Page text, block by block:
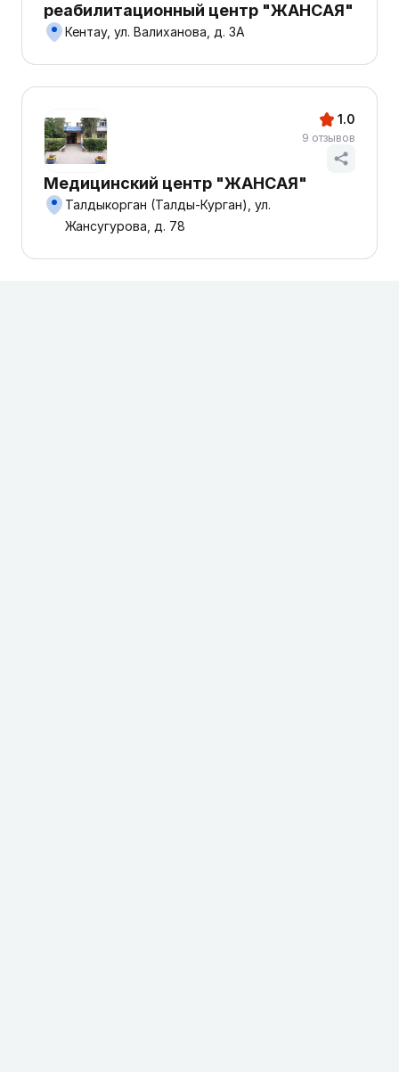
реабилитационный центр "ЖАНСАЯ"
Кентау, ул. Валиханова, д. 3А
Медицинский центр "ЖАНСАЯ"
Талдыкорган (Талды-Курган), ул.
Жансугурова, д. 78
1.0
9 отзывов